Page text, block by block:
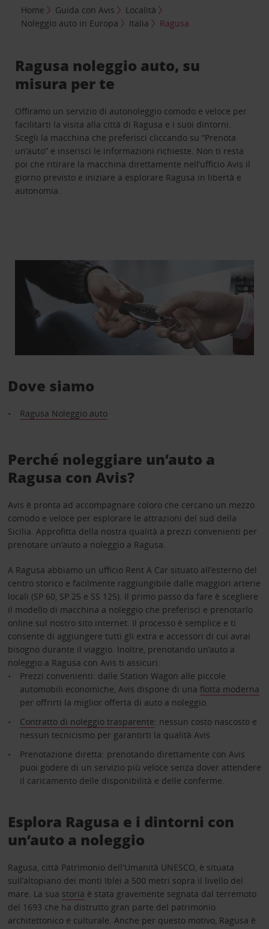
Home Guida con Avis
Località
Noleggio auto in Europa
Italia Ragusa
Ragusa noleggio auto, su
misura per te
Offiramo un servizio di autonoleggio comodo e veloce per
facilitarti la visita alla città di Ragusa e i suoi dintorni.
Scegli la macchina che preferisci cliccando su “Prenota
un’auto” e inserisci le informazioni richieste. Non ti resta
poi che ritirare la macchina direttamente nell’ufficio Avis il
giorno previsto e iniziare a esplorare Ragusa in libertà e
autonomia.
Dove siamo
Ragusa Noleggio auto
Perché noleggiare un’auto a
Ragusa con Avis?
Avis è pronta ad accompagnare coloro che cercano un mezzo
comodo e veloce per esplorare le attrazioni del sud della
Sicilia. Approfitta della nostra qualità a prezzi convenienti per
prenotare un’auto a noleggio a Ragusa.
A Ragusa abbiamo un ufficio Rent A Car situato all’esterno del
centro storico e facilmente raggiungibile dalle maggiori arterie
locali (SP 60, SP 25 e SS 125). Il primo passo da fare è scegliere
il modello di macchina a noleggio che preferisci e prenotarlo
online sul nostro sito internet. Il processo è semplice e ti
consente di aggiungere tutti gli extra e accessori di cui avrai
bisogno durante il viaggio. Inoltre, prenotando un’auto a
noleggio a Ragusa con Avis ti assicuri:
Prezzi convenienti: dalle Station Wagon alle piccole
automobili economiche, Avis dispone di una flotta moderna
per offrirti la miglior offerta di auto a noleggio.
Contratto di noleggio trasparente: nessun costo nascosto e
nessun tecnicismo per garantirti la qualità Avis
Prenotazione diretta: prenotando direttamente con Avis
puoi godere di un servizio più veloce senza dover attendere
il caricamento delle disponibilità e delle conferme.
Esplora Ragusa e i dintorni con
un’auto a noleggio
Ragusa, città Patrimonio dell'Umanità UNESCO, è situata
sull’altopiano dei monti Iblei a 500 metri sopra il livello del
mare. La sua storia è stata gravemente segnata dal terremoto
del 1693 che ha distrutto gran parte del patrimonio
architettonico e culturale. Anche per questo motivo, Ragusa è